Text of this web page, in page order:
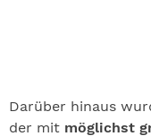
Darüber hinaus
der mit möglichst